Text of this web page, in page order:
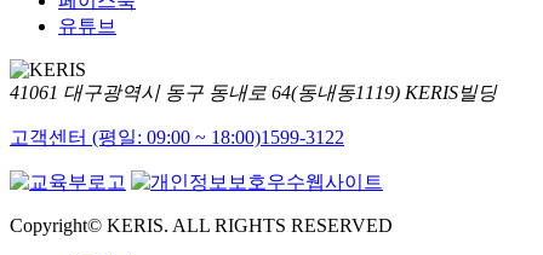
유튜브
41061 대구광역시 동구 동내로 64(동내동1119) KERIS빌딩
고객센터 (평일: 09:00 ~ 18:00)1599-3122
Copyright© KERIS. ALL RIGHTS RESERVED